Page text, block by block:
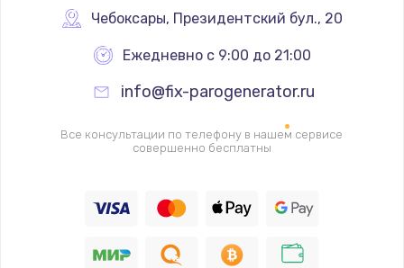
Чебоксары, Президентский бул., 20
Ежедневно с 9:00 до 21:00
info@fix-parogenerator.ru
Все консультации по телефону в нашем сервисе
совершенно бесплатны